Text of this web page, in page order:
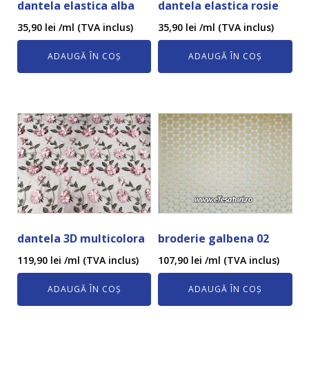
dantela elastica alba
35,90 lei /ml (TVA inclus)
ADAUGĂ ÎN COȘ
dantela elastica rosie
35,90 lei /ml (TVA inclus)
ADAUGĂ ÎN COȘ
dantela 3D multicolora
119,90 lei /ml (TVA inclus)
ADAUGĂ ÎN COȘ
broderie galbena 02
107,90 lei /ml (TVA inclus)
ADAUGĂ ÎN COȘ